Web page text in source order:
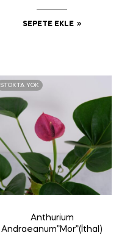
SEPETE EKLE
STOKTA YOK
Anthurium
Andraeanum”Mor”(İthal)